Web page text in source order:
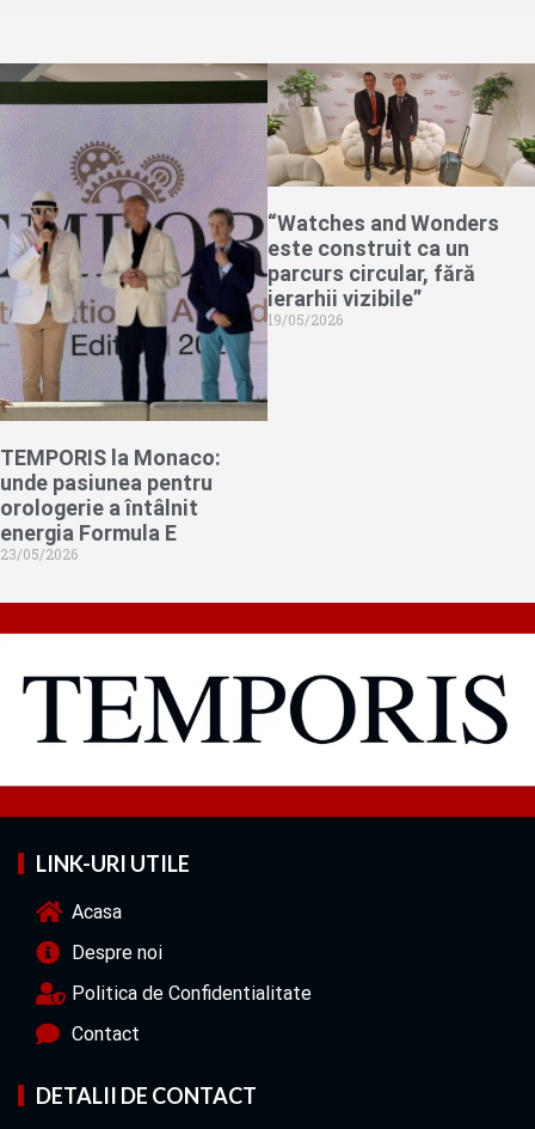
TEMPORIS la Monaco:
unde pasiunea pentru
orologerie a întâlnit
energia Formula E
23/05/2026
“Watches and Wonders
este construit ca un
parcurs circular, fără
ierarhii vizibile”
19/05/2026
LINK-URI UTILE
Acasa
Despre noi
Politica de Confidentialitate
Contact
DETALII DE CONTACT